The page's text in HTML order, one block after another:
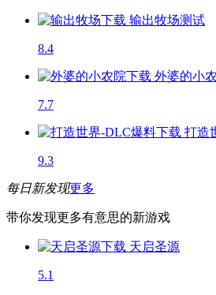
输出牧场测试
8.4
外婆的小
7.7
打造
9.3
每日新发现更多
带你发现更多有意思的新游戏
天启圣源
5.1